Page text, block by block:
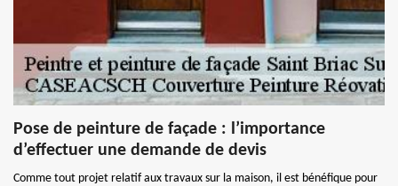
Pose de peinture de façade : l’importance
d’effectuer une demande de devis
Comme tout projet relatif aux travaux sur la maison, il est bénéfique pour